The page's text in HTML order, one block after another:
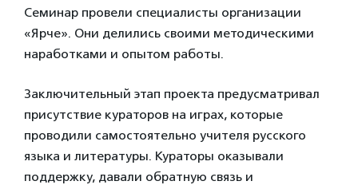
Семинар провели специалисты организации
«Ярче». Они делились своими методическими
наработками и опытом работы.
Заключительный этап проекта предусматривал
присутствие кураторов на играх, которые
проводили самостоятельно учителя русского
языка и литературы. Кураторы оказывали
поддержку, давали обратную связь и